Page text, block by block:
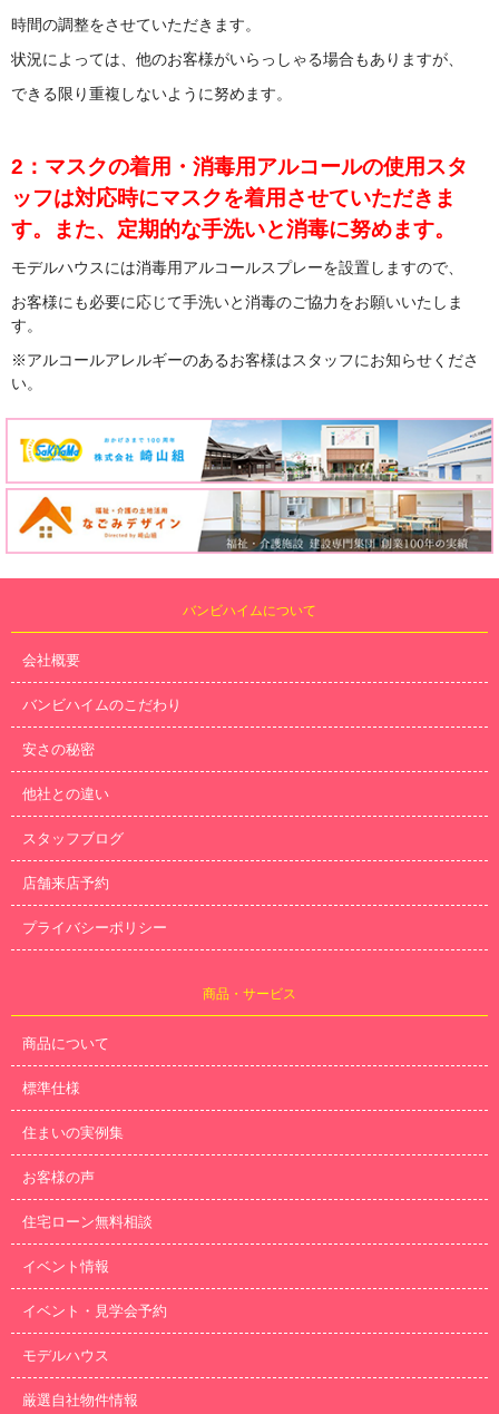
時間の調整をさせていただきます。
状況によっては、他のお客様がいらっしゃる場合もありますが、
できる限り重複しないように努めます。
2 ：マスクの着用・消毒用アルコールの使用スタ
ッフは対応時にマスクを着用させていただきま
す。また、定期的な手洗いと消毒に努めます。
モデルハウスには消毒用アルコールスプレーを設置しますので、
お客様にも必要に応じて手洗いと消毒のご協力をお願いいたしま
す。
※アルコールアレルギーのあるお客様はスタッフにお知らせくださ
い。
バンビハイムについて
会社概要
バンビハイムのこだわり
安さの秘密
他社との違い
スタッフブログ
店舗来店予約
プライバシーポリシー
商品・サービス
商品について
標準仕様
住まいの実例集
お客様の声
住宅ローン無料相談
イベント情報
イベント・見学会予約
モデルハウス
厳選自社物件情報